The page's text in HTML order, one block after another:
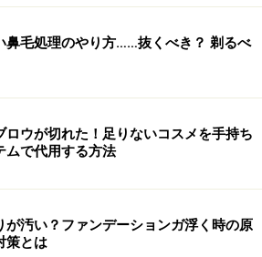
鼻毛処理のやり方……抜くべき？ 剃るべ
ロウが切れた！足りないコスメを手持ち
ムで代用する方法
が汚い？ファンデーションガ浮く時の原
策とは